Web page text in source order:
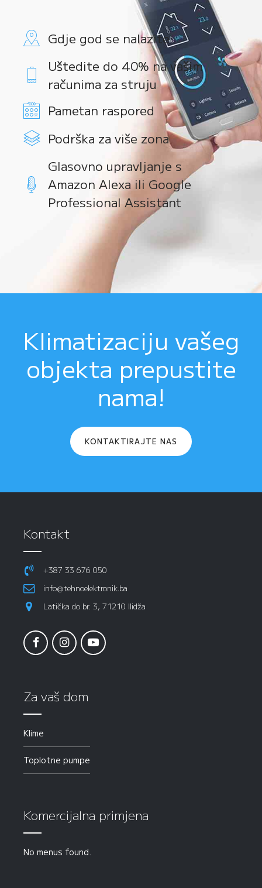
Gdje god se nalazite
Uštedite do 40% na vašim
računima za struju
Pametan raspored
Podrška za više zona
Glasovno upravljanje s
Amazon Alexa ili Google
Professional Assistant
Klimatizaciju vašeg
objekta prepustite
nama!
KONTAKTIRAJTE NAS
Kontakt
+387 33 676 050
info@tehnoelektronik.ba
Latička do br. 3, 71210 Ilidža
Za vaš dom
Klime
Toplotne pumpe
Komercijalna primjena
No menus found.